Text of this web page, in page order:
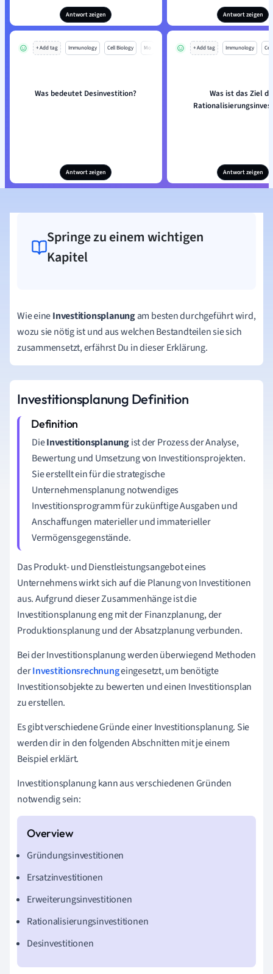
Antwort zeigen Antwort zeigen
+ Add tag Immunology Cell Biology Mo
Was bedeutet Desinvestition?
Antwort zeigen
+ Add tag Immunology
Was ist das Ziel
Antwort zeigen
Springe zu einem wichtigen
Kapitel
Wie eineInvestitionsplanungam besten durchgeführt wird,
wozu sie nötig ist und aus welchen Bestandteilen sie sich
zusammensetzt, erfährst Du in dieser Erklärung.
Investitionsplanung Definition
DieInvestitionsplanungist der Prozess der Analyse,
Bewertung und Umsetzung von Investitionsprojekten.
Sie erstellt ein für die strategische
Unternehmensplanung notwendiges
Investitionsprogramm für zukünftige Ausgaben und
Anschaffungen materieller und immaterieller
Vermögensgegenstände.
Das Produkt- und Dienstleistungsangebot eines
Unternehmens wirkt sich auf die Planung von Investitionen
aus. Aufgrund dieser Zusammenhänge ist die
Investitionsplanung eng mit der Finanzplanung, der
Produktionsplanung und der Absatzplanung verbunden.
Bei der Investitionsplanung werden überwiegend Methoden
derInvestitionsrechnungeingesetzt, um benötigte
Investitionsobjekte zu bewerten und einen Investitionsplan
zu erstellen.
Es gibt verschiedene Gründe einer Investitionsplanung. Sie
werden dir in den folgenden Abschnitten mit je einem
Beispiel erklärt.
Investitionsplanung kann aus verschiedenen Gründen
notwendig sein:
Gründungsinvestitionen
Ersatzinvestitionen
Erweiterungsinvestitionen
Rationalisierungsinvestitionen
Desinvestitionen